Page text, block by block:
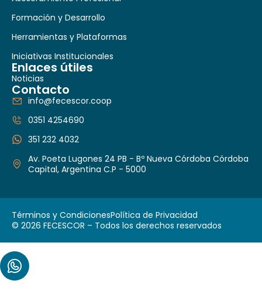
Formación y Desarrollo
Herramientas y Plataformas
Iniciativas Institucionales
Enlaces útiles
Noticias
Contacto
info@fecescor.coop
0351 4254690
351 232 4032
Av. Poeta Lugones 24 PB - Bº Nueva Córdoba Córdoba
Capital, Argentina C.P - 5000
© 2026 FECESCOR – Todos los derechos reservados
Términos y CondicionesPolítica de Privacidad